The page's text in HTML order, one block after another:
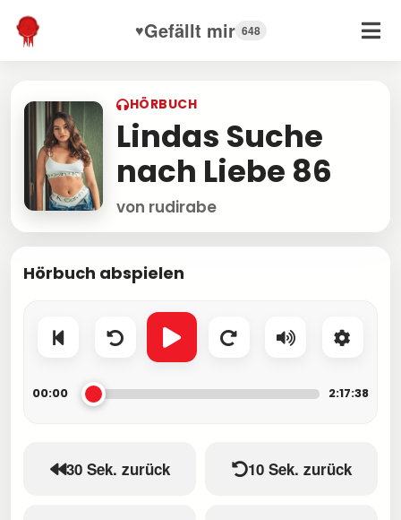
♥Gefällt mir 648
HÖRBUCH
Lindas Suche
nach Liebe 86
von rudirabe
Hörbuch abspielen
00:00 2:17:38
30 Sek. zurück 10 Sek. zurück